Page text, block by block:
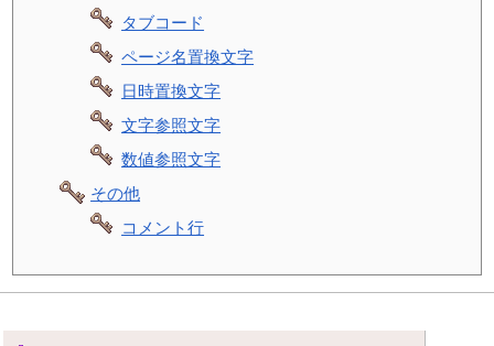
タブコード
ページ名置換文字
日時置換文字
文字参照文字
数値参照文字
その他
コメント行